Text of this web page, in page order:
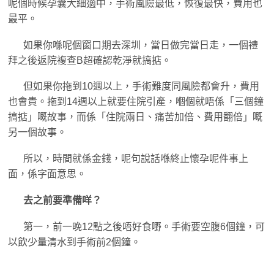
呢個時候孕囊大細適中，手術風險最低，恢復最快，費用也
最平。
如果你喺呢個窗口期去深圳，當日做完當日走，一個禮
拜之後返院複查B超確認乾淨就搞掂。
但如果你拖到10週以上，手術難度同風險都會升，費用
也會貴。拖到14週以上就要住院引產，嗰個就唔係「三個鐘
搞掂」嘅故事，而係「住院兩日、痛苦加倍、費用翻倍」嘅
另一個故事。
所以，時間就係金錢，呢句說話喺終止懷孕呢件事上
面，係字面意思。
去之前要準備咩？
第一，前一晚12點之後唔好食嘢。手術要空腹6個鐘，可
以飲少量清水到手術前2個鐘。